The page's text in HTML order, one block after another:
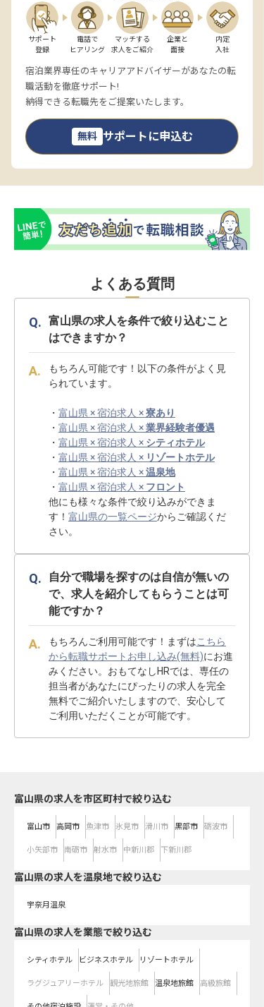
サポート
登録
電話で
ヒアリング
マッチする
求人をご紹介
企業と
面接
内定
入社
宿泊業界専任のキャリアアドバイザーがあなたの転
職活動を徹底サポート!
納得できる転職先をご提案いたします。
無料 サポートに申込む
よくある質問
富山県の求人を条件で絞り込むこと
はできますか？
もちろん可能です！以下の条件がよく見
られています。
・ 富山県 × 宿泊求人 ×寮あり
・ 富山県 × 宿泊求人 ×業界経験者優遇
・ 富山県 × 宿泊求人 × シティホテル
・ 富山県 × 宿泊求人 × リゾートホテル
・ 富山県 × 宿泊求人 ×温泉地
・ 富山県 × 宿泊求人 × フロント
他にも様々な条件で絞り込みができま
す！ 富山県の一覧ページからご確認くだ
さい。
自分で職場を探すのは自信が無いの
で、求人を紹介してもらうことは可
能ですか？
もちろんご利用可能です！まずはこちら
から転職サポートお申し込み(無料)にお進
みください。おもてなしHRでは、専任の
担当者があなたにぴったりの求人を完全
無料でご紹介いたしますので、安心して
ご利用いただくことが可能です。
富山県の求人を市区町村で絞り込む
富山市 高岡市 魚津市 氷見市 滑川市 黒部市 砺波市
小矢部市 南砺市 射水市 中新川郡 下新川郡
富山県の求人を温泉地で絞り込む
宇奈月温泉
富山県の求人を業態で絞り込む
シティホテル ビジネスホテル リゾートホテル
ラグジュアリーホテル 観光地旅館 温泉地旅館 高級旅館